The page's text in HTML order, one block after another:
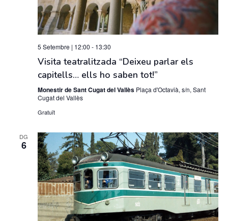
5 Setembre | 12:00 - 13:30
Visita teatralitzada “Deixeu parlar els
capitells… ells ho saben tot!”
Monestir de Sant Cugat del Vallès Plaça d'Octavià, s/n, Sant
Cugat del Vallès
Gratuït
DG
6